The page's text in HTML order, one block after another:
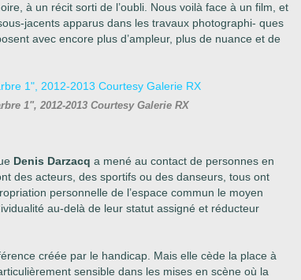
à un récit sorti de l’oubli. Nous voilà face à un film, et
jacents apparus dans les travaux photographi- ques
avec encore plus d’ampleur, plus de nuance et de
1", 2012-2013 Courtesy Galerie RX
Denis Darzacq a mené au contact de personnes en
des acteurs, des sportifs ou des danseurs, tous ont
personnelle de l’espace commun le moyen
au-delà de leur statut assigné et réducteur
créée par le handicap. Mais elle cède la place à
sensible dans les mises en scène où la